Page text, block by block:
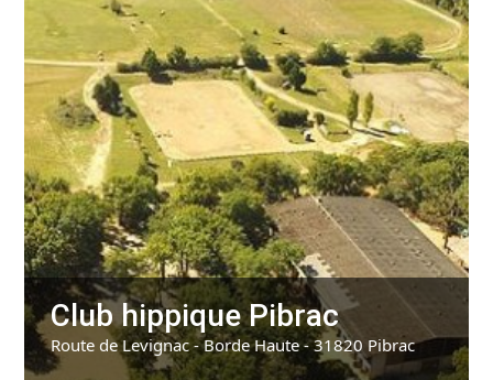
Club hippique Pibrac
Route de Levignac - Borde Haute - 31820 Pibrac